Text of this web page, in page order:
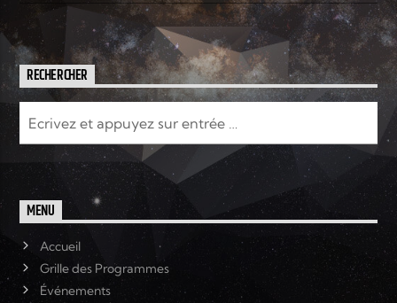
RECHERCHER
MENU
Accueil
Grille des Programmes
Événements